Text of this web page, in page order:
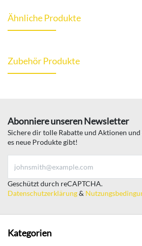
Ähnliche Produkte
Zubehör Produkte
Abonniere unseren Newsletter
Sichere dir tolle Rabatte und Aktionen
es neue Produkte gibt!
Geschützt durch reCAPTCHA.
Datenschutzerklärung&
Kategorien